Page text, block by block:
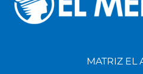
MATRIZ EL